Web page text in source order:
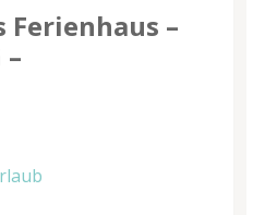
Ferienhaus –
–